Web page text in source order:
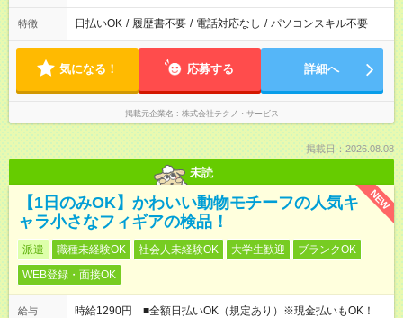
特徴 日払いOK / 履歴書不要 / 電話対応なし / パソコンスキル不要
気になる！ 応募する 詳細へ
掲載元企業名 株式会社テクノ・サービス
掲載日：2026.08.08
未読
NEW
【1日のみOK】かわいい動物モチーフの人気キ
ャラ小さなフィギアの検品！
派遣 職種未経験OK 社会人未経験OK 大学生歓迎
ブランクOK
WEB登録・面接OK
給与
時給1290円 ■全額日払いOK（規定あり）※現金払いもOK！